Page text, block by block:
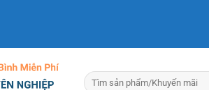
Tìm